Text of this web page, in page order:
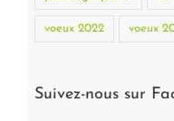
voeux 2022 voeux
Suivez-nous sur